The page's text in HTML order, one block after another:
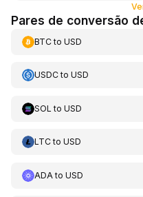
Pares de conversão
BTCto USD
USDCto USD
SOL to USD
LTCto USD
ADA to USD